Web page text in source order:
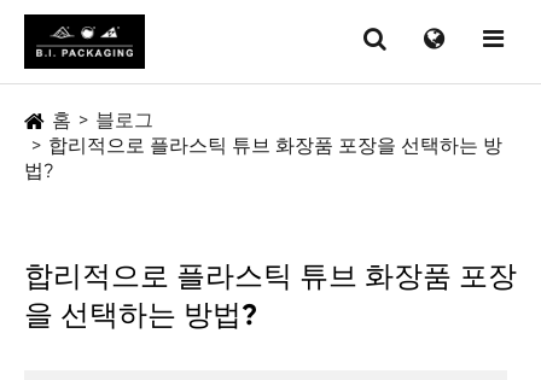
홈
블로그
합리적으로 플라스틱 튜브 화장품 포장을 선택하는 방
법?
합리적으로 플라스틱 튜브 화장품 포장
을 선택하는 방법?